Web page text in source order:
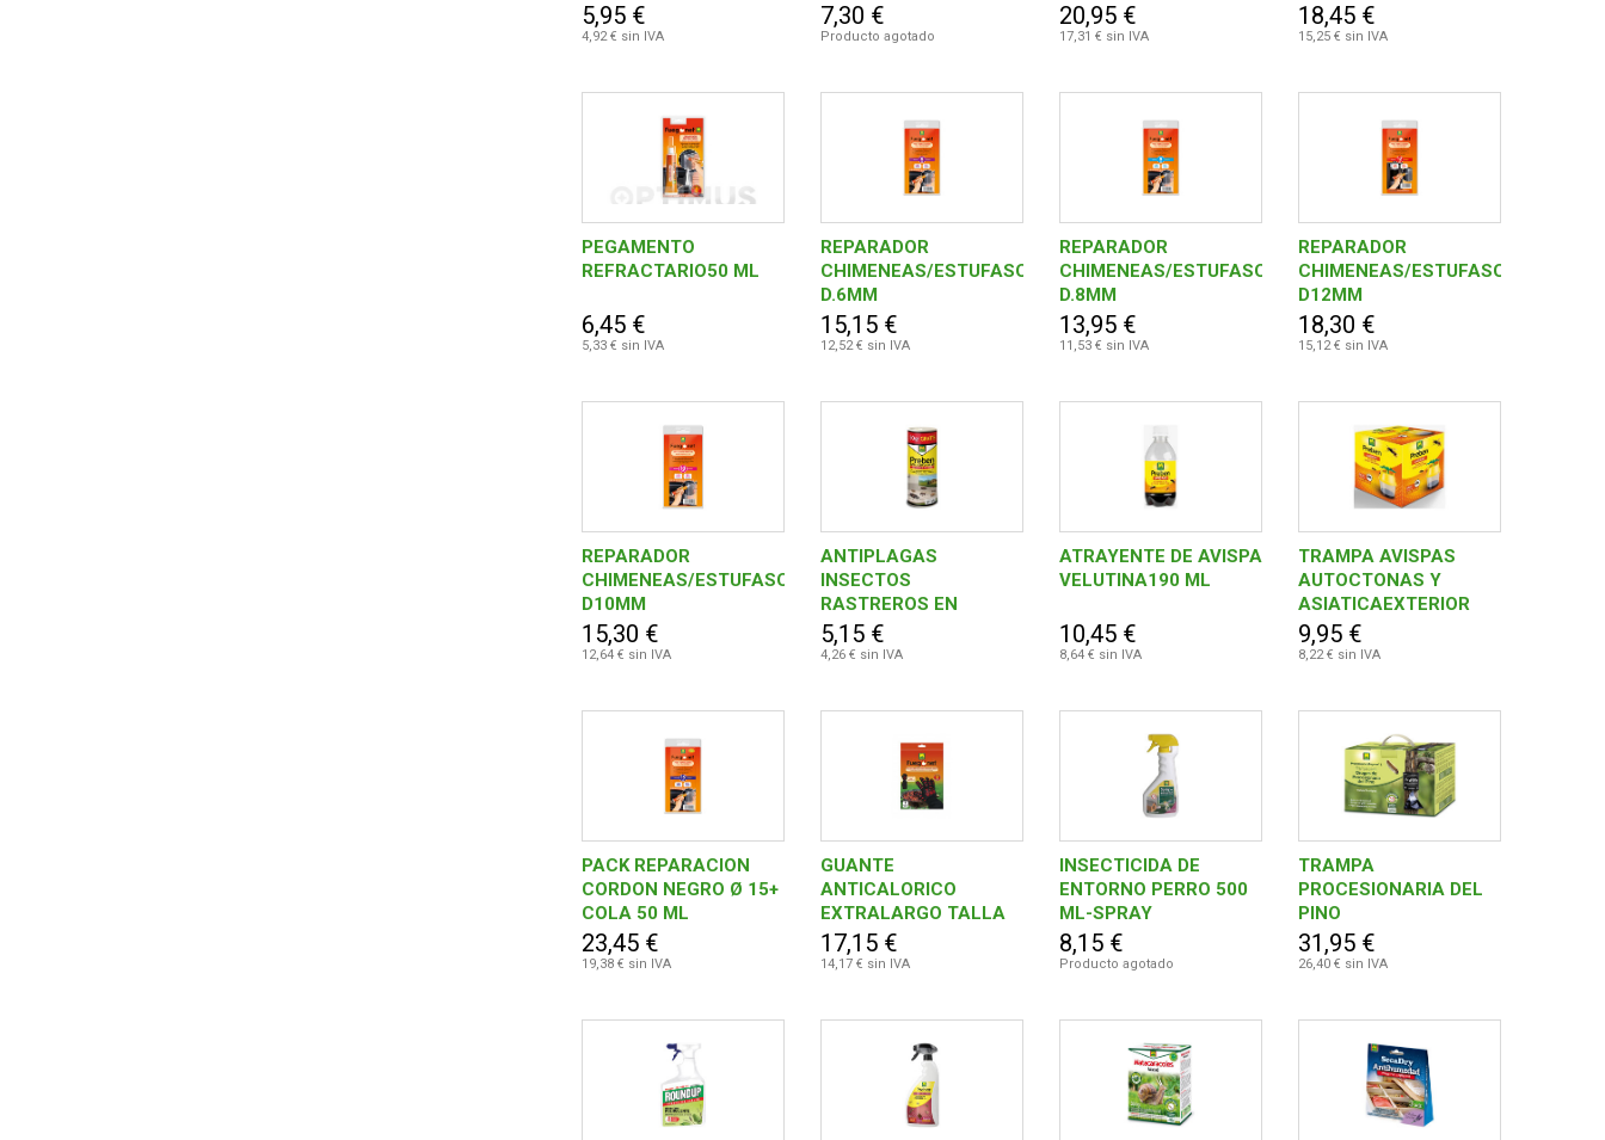
5,95 €
4,92 € sin IVA
7,30 €
Producto agotado
20,95 €
17,31 € sin IVA
18,45 €
15,25 € sin IVA
PEGAMENTO
REFRACTARIO50 ML
6,45 €
5,33 € sin IVA
REPARADOR
CHIMENEAS/ESTUFASCORDON
D.6MM
15,15 €
12,52 € sin IVA
REPARADOR
CHIMENEAS/ESTUFASCORDON
D.8MM
13,95 €
11,53 € sin IVA
REPARADOR
CHIMENEAS/ESTUFASCORDON
D12MM
18,30 €
15,12 € sin IVA
REPARADOR
CHIMENEAS/ESTUFASCORDON
D10MM
15,30 €
12,64 € sin IVA
ANTIPLAGAS
INSECTOS
RASTREROS EN
POLVO200 GR + 50 GR
5,15 €
4,26 € sin IVA
ATRAYENTE DE AVISPA
VELUTINA190 ML
10,45 €
8,64 € sin IVA
TRAMPA AVISPAS
AUTOCTONAS Y
ASIATICAEXTERIOR
9,95 €
8,22 € sin IVA
PACK REPARACION
CORDON NEGRO Ø 15+
COLA 50 ML
23,45 €
19,38 € sin IVA
GUANTE
ANTICALORICO
EXTRALARGO TALLA
UNICA
17,15 €
14,17 € sin IVA
INSECTICIDA DE
ENTORNO PERRO 500
ML-SPRAY
8,15 €
Producto agotado
TRAMPA
PROCESIONARIA DEL
PINO
31,95 €
26,40 € sin IVA